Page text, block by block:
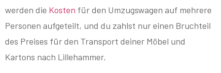
werden die Kosten für den Umzugswagen auf mehrere
Personen aufgeteilt, und du zahlst nur einen Bruchteil
des Preises für den Transport deiner Möbel und
Kartons nach Lillehammer.